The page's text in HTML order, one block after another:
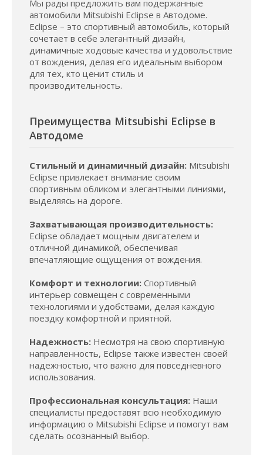
Мы рады предложить вам подержанные
автомобили Mitsubishi Eclipse в Автодоме.
Eclipse – это спортивный автомобиль, который
сочетает в себе элегантный дизайн,
динамичные ходовые качества и удовольствие
от вождения, делая его идеальным выбором
для тех, кто ценит стиль и
производительность.
Преимущества Mitsubishi Eclipse в
Автодоме
Стильный и динамичный дизайн: Mitsubishi
Eclipse привлекает внимание своим
спортивным обликом и элегантными линиями,
выделяясь на дороге.
Захватывающая производительность:
Eclipse обладает мощным двигателем и
отличной динамикой, обеспечивая
впечатляющие ощущения от вождения.
Комфорт и технологии: Спортивный
интерьер совмещен с современными
технологиями и удобствами, делая каждую
поездку комфортной и приятной.
Надежность: Несмотря на свою спортивную
направленность, Eclipse также известен своей
надежностью, что важно для повседневного
использования.
Профессиональная консультация: Наши
специалисты предоставят всю необходимую
информацию о Mitsubishi Eclipse и помогут вам
сделать осознанный выбор.